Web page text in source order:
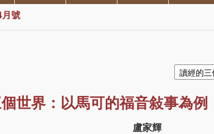
號
世界：以馬可的福音敍事為例
盧家輝